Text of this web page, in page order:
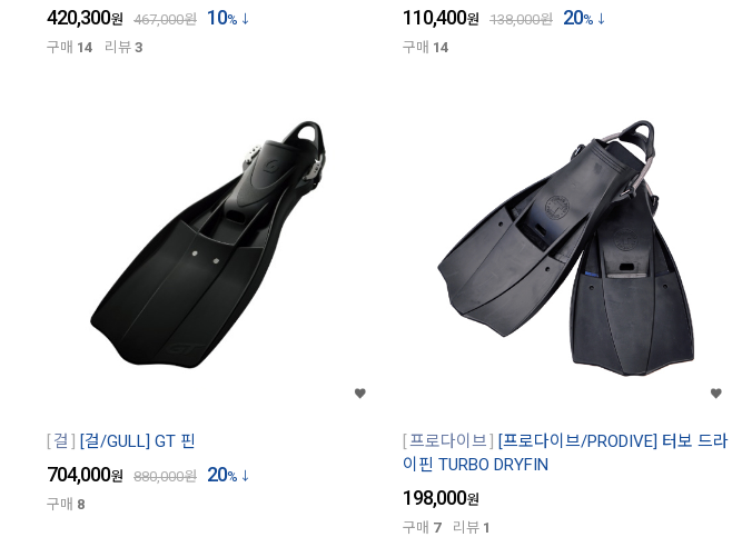
420,300원 467,000원 10%
구매 14 리뷰 3
110,400원 138,000원 20%
구매 14
걸 [걸/GULL] GT 핀
704,000원 880,000원 20%
구매 8
프로다이브
[프로다이브/PRODIVE] 터보 드라
이핀 TURBO DRYFIN
198,000원
구매 7 리뷰 1